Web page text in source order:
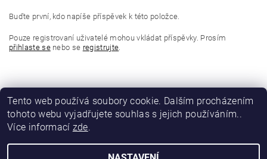
Buďte první, kdo napíše příspěvek k této položce.
Pouze registrovaní uživatelé mohou vkládat příspěvky. Prosím
přihlaste senebo se registrujte.
Tento web používá soubory cookie. Dalším procházením
tohoto webu vyjadřujete souhlas s jejich používáním..
Více informací zde.